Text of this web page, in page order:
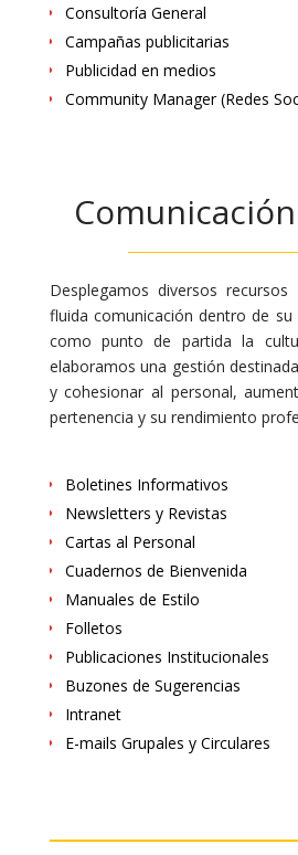
Consultoría General
Campañas publicitarias
Publicidad en medios
Community Manager (Redes
Desplegamos diversos
fluida comunicación dentro de
como punto de partida la
elaboramos una gestión
y cohesionar al personal,
pertenencia y su rendimiento
Boletines Informativos
Newsletters y Revistas
Cartas al Personal
Cuadernos de Bienvenida
Manuales de Estilo
Folletos
Publicaciones Institucionales
Buzones de Sugerencias
Intranet
E-mails Grupales y Circulares